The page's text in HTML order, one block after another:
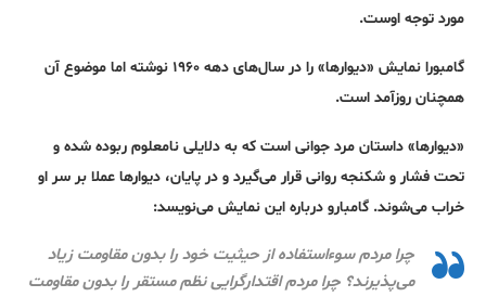
مورد توجه اوست.
گامبورا نمایش «دیوارها» را در سال‌های دهه ۱۹۶۰ نوشته اما موضوع آن
همچنان روزآمد است.
«دیوارها» داستان مرد جوانی است که به دلایلی نامعلوم ربوده شده و
تحت فشار و شکنجه روانی قرار می‌گیرد و در پایان، دیوارها عملا بر سر او
خراب می‌شوند. گامبارو درباره این نمایش می‌نویسد:
چرا مردم سوءاستفاده از حیثیت خود را بدون مقاومت زیاد
می‌پذیرند؟ چرا مردم اقتدارگرایی نظم مستقر را بدون مقاومت